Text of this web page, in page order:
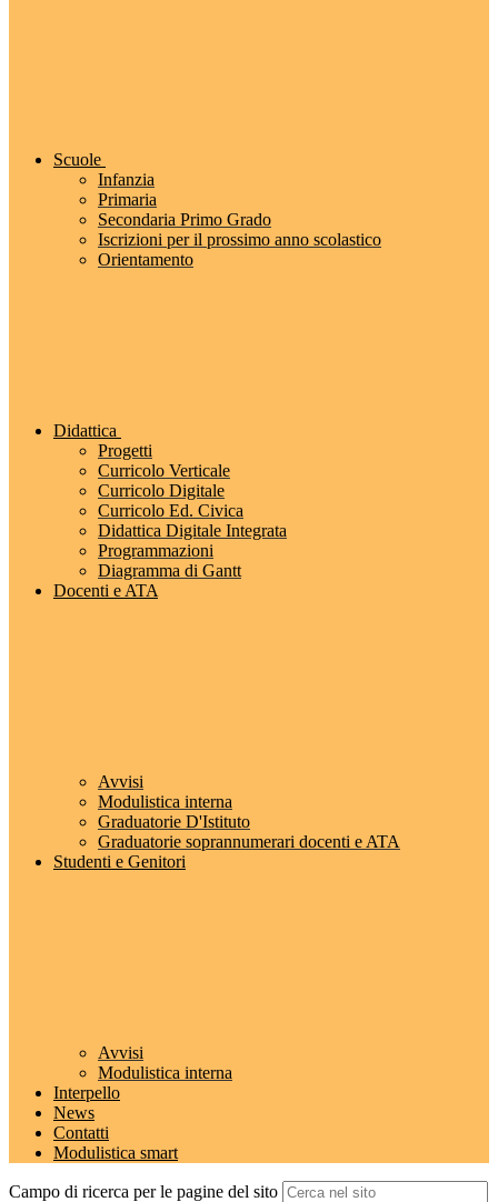
Scuole
Infanzia
Primaria
Secondaria Primo Grado
Iscrizioni per il prossimo anno scolastico
Orientamento
Didattica
Progetti
Curricolo Verticale
Curricolo Digitale
Curricolo Ed. Civica
Didattica Digitale Integrata
Programmazioni
Diagramma di Gantt
Docenti e ATA
Avvisi
Modulistica interna
Graduatorie D'Istituto
Graduatorie soprannumerari docenti e ATA
Studenti e Genitori
Avvisi
Modulistica interna
Interpello
News
Contatti
Modulistica smart
Campo di ricerca per le pagine del sito